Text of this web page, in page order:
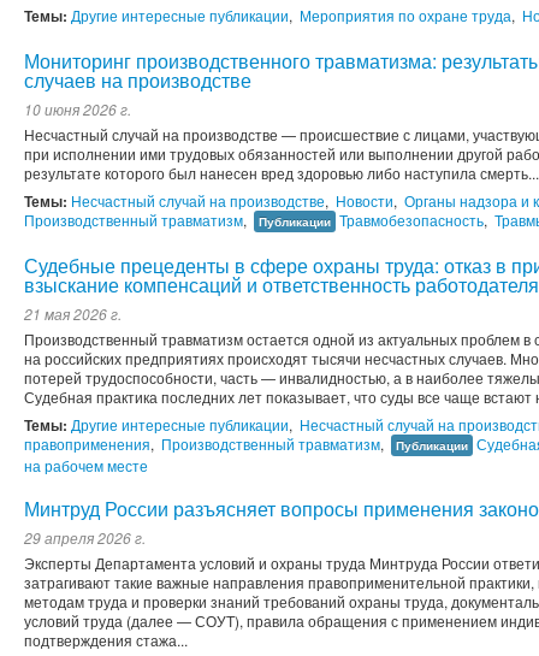
Темы: Другие интересные публикации, Мероприятия по охране труда,
Мониторинг производственного травматизма:
случаев на производстве
10 июня 2026 г.
Несчастный случай на производстве — происшествие с лицами,
при исполнении ими трудовых обязанностей или выполнении другой
результате которого был нанесен вред здоровью либо наступила смерть...
Темы: Несчастный случай на производстве, Новости, Органы надзора и
Производственный травматизм, Публикации Травмобезопасность,
Судебные прецеденты в сфере охраны труда: отказ в
взыскание компенсаций и ответственность работодателя
21 мая 2026 г.
Производственный травматизм остается одной из актуальных проблем
на российских предприятиях происходят тысячи несчастных случаев.
потерей трудоспособности, часть — инвалидностью, а в наиболее
Судебная практика последних лет показывает, что суды все чаще
Темы: Другие интересные публикации, Несчастный случай на
правоприменения, Производственный травматизм, Публикации
на рабочем месте
Минтруд России разъясняет вопросы применения
29 апреля 2026 г.
Эксперты Департамента условий и охраны труда Минтруда России
затрагивают такие важные направления правоприменительной практики,
методам труда и проверки знаний требований охраны труда,
условий труда (далее — СОУТ), правила обращения с применением
подтверждения стажа...